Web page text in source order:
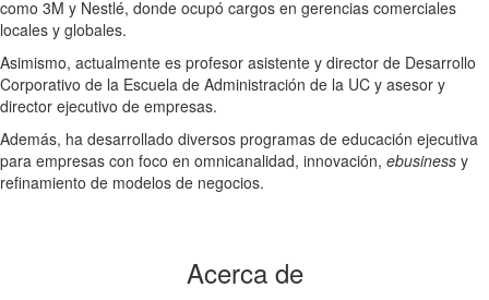
como 3M y Nestlé, donde ocupó cargos en gerencias comerciales
locales y globales.
Asimismo, actualmente es profesor asistente y director de Desarrollo
Corporativo de la Escuela de Administración de la UC y asesor y
director ejecutivo de empresas.
Además, ha desarrollado diversos programas de educación ejecutiva
para empresas con foco en omnicanalidad, innovación, ebusiness y
refinamiento de modelos de negocios.
Acerca de